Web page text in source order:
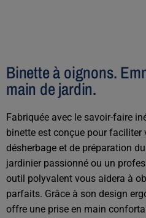
Binette à oignons.
main de jardin.
Fabriquée avec le savoir-faire
binette est conçue pour faciliter
désherbage et de préparation
jardinier passionné ou un
outil polyvalent vous aidera à
parfaits. Grâce à son design
offre une prise en main